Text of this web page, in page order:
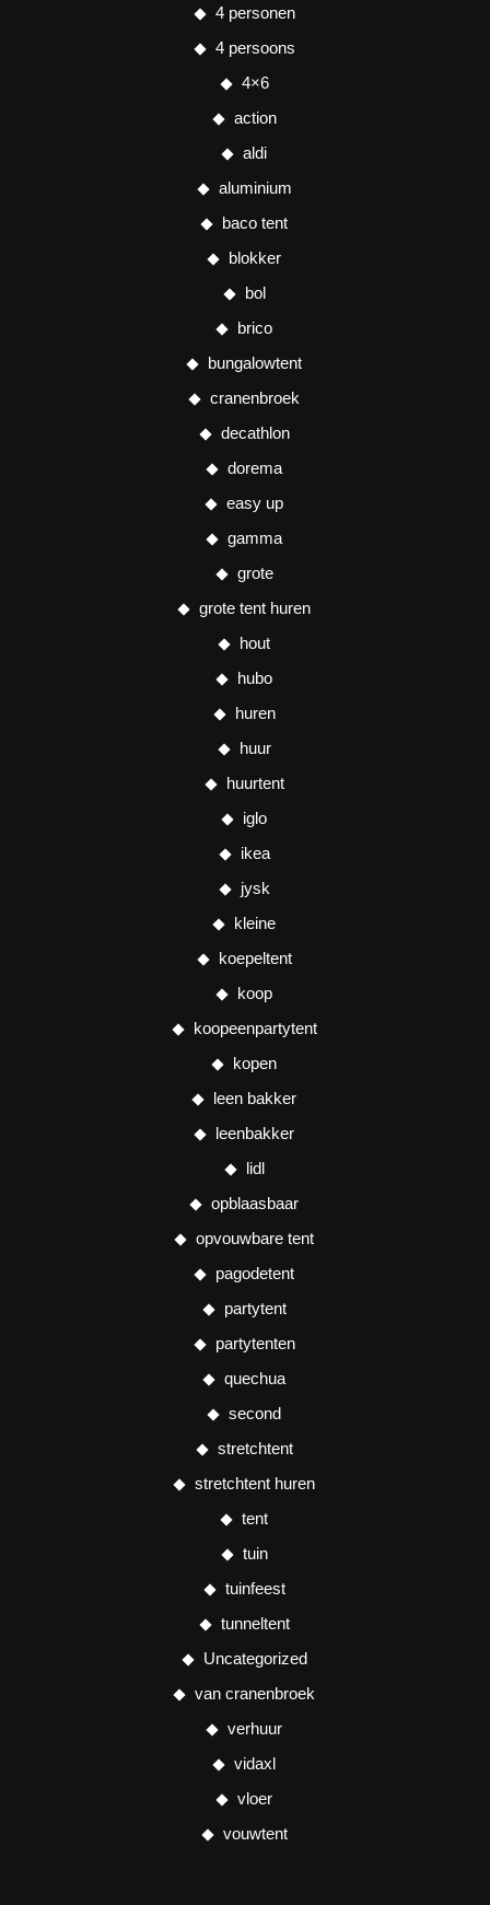
4 personen
4 persoons
4×6
action
aldi
aluminium
baco tent
blokker
bol
brico
bungalowtent
cranenbroek
decathlon
dorema
easy up
gamma
grote
grote tent huren
hout
hubo
huren
huur
huurtent
iglo
ikea
jysk
kleine
koepeltent
koop
koopeenpartytent
kopen
leen bakker
leenbakker
lidl
opblaasbaar
opvouwbare tent
pagodetent
partytent
partytenten
quechua
second
stretchtent
stretchtent huren
tent
tuin
tuinfeest
tunneltent
Uncategorized
van cranenbroek
verhuur
vidaxl
vloer
vouwtent